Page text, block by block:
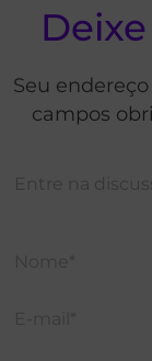
Seu
campos